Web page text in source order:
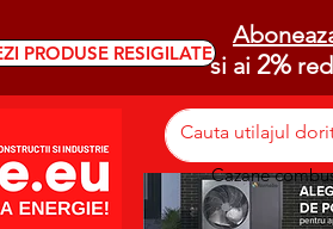
PRODUSE RESIGILATEsi ai 2%
Cazane